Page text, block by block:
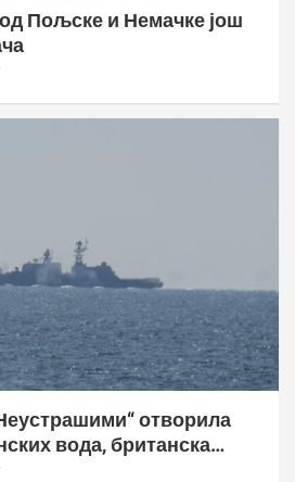
Пољске и Немачке још
отворила
вода, британска
праћење